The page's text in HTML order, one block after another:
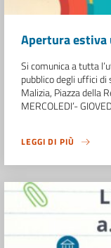
Apertura
Si comunica a tutta
pubblico degli uffici
Malizia, Piazza della
MERCOLEDI’-
LEGGI DI PIÙ